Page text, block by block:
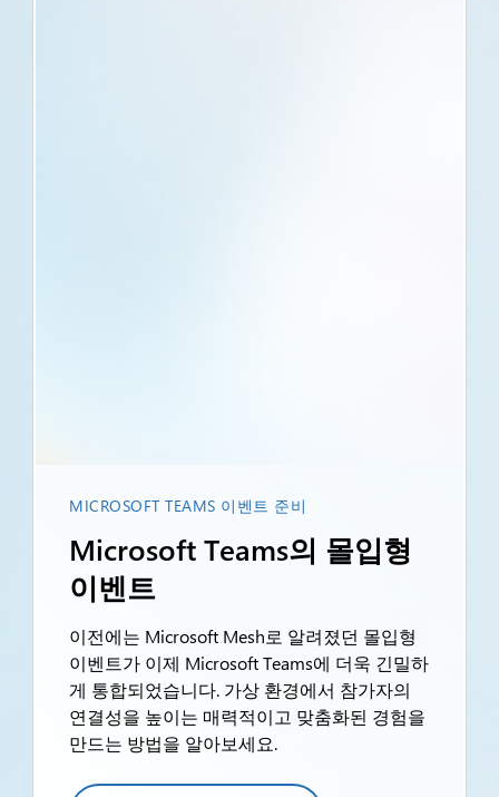
MICROSOFT TEAMS 이벤트 준비
Microsoft Teams의 몰입형
이벤트
이전에는 Microsoft Mesh로 알려졌던 몰입형
이벤트가 이제 Microsoft Teams에 더욱 긴밀하
게 통합되었습니다. 가상 환경에서 참가자의
연결성을 높이는 매력적이고 맞춤화된 경험을
만드는 방법을 알아보세요.